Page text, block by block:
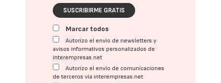
SUSCRIBIRME GRATIS
Marcar todos
Autorizo el envío de newsletters y
avisos informativos personalizados de
interempresas.net
Autorizo el envío de comunicaciones
de terceros vía interempresas.net